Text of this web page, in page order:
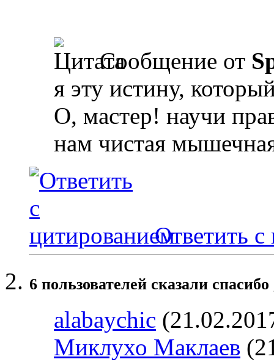
Сообщение от
я эту истину,
О, мастер! научи
нам чистая
Ответить с
6 пользователей сказали
alabaychic
Миклухо Маклаев